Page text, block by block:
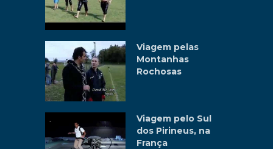
Viagem pelas
Montanhas
Rochosas
Viagem pelo Sul
dos Pirineus, na
França